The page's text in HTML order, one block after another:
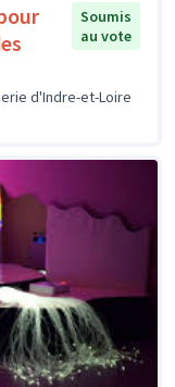
Soumis
au vote
d'Indre-et-Loire